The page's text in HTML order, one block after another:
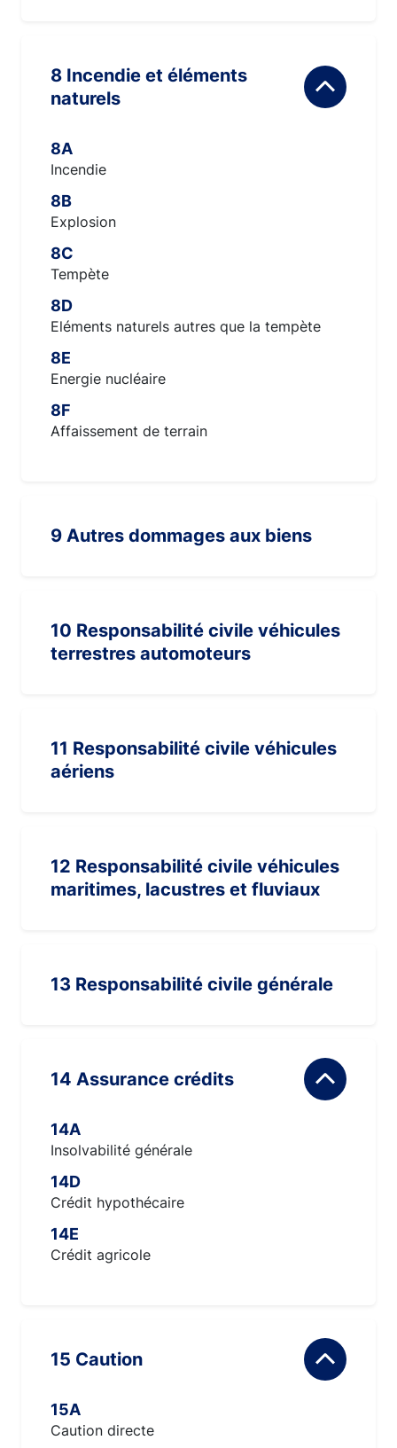
8 Incendie et éléments
naturels
8A
Incendie
8B
Explosion
8C
Tempète
8D
Eléments naturels autres que la tempète
8E
Energie nucléaire
8F
Affaissement de terrain
9 Autres dommages aux biens
10 Responsabilité civile véhicules
terrestres automoteurs
11 Responsabilité civile véhicules
aériens
12 Responsabilité civile véhicules
maritimes, lacustres et fluviaux
13 Responsabilité civile générale
14 Assurance crédits
14A
Insolvabilité générale
14D
Crédit hypothécaire
14E
Crédit agricole
15 Caution
15A
Caution directe